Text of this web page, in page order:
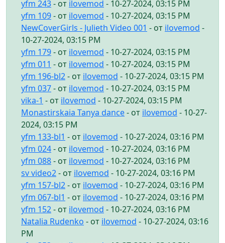
yfm 243- от ilovemod - 10-27-2024, 03:15 PM
yfm 109- от ilovemod - 10-27-2024, 03:15 PM
NewCoverGirls - Julieth Video 001 - от ilovemod -
10-27-2024, 03:15 PM
yfm 179- от ilovemod - 10-27-2024, 03:15 PM
yfm 011 - от ilovemod - 10-27-2024, 03:15 PM
yfm 196-bl2- от ilovemod - 10-27-2024, 03:15 PM
yfm 037- от ilovemod - 10-27-2024, 03:15 PM
vika-1 - от ilovemod - 10-27-2024, 03:15 PM
Monastirskaia Tanya dance- от ilovemod - 10-27-
2024, 03:15 PM
yfm 133-bl1 - от ilovemod - 10-27-2024, 03:16 PM
yfm 024- от ilovemod - 10-27-2024, 03:16 PM
yfm 088- от ilovemod - 10-27-2024, 03:16 PM
sv video2- от ilovemod - 10-27-2024, 03:16 PM
yfm 157-bl2- от ilovemod - 10-27-2024, 03:16 PM
yfm 067-bl1 - от ilovemod - 10-27-2024, 03:16 PM
yfm 152- от ilovemod - 10-27-2024, 03:16 PM
Natalia Rudenko - от ilovemod - 10-27-2024, 03:16
PM